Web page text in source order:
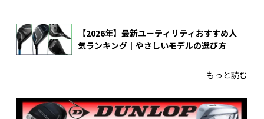
【2026年】最新ユーティリティおすすめ人
気ランキング｜やさしいモデルの選び方
もっと読む